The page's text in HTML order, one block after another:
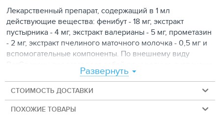
Лекарственный препарат, содержащий в 1 мл
действующие вещества: фенибут - 18 мг, экстракт
пустырника - 4 мг, экстракт валерианы - 5 мг, прометазин
- 2 мг, экстракт пчелиного маточного молочка - 0,5 мг и
вспомогательные компоненты. По внешнему виду
желтого цвета. Выпускают препарат расфасованным по
25 мл в полимерные банки, герметично укупоренные
навинчивающимися крышками с контролем первого
вскрытия, упакованные в картонные коробки в
Развернуть
СТОИМОСТЬ ДОСТАВКИ
ПОХОЖИЕ ТОВАРЫ